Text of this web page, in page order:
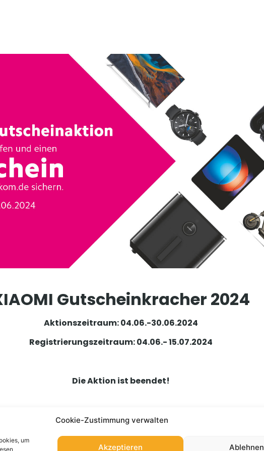
Cookie-Zustimmung verwalten
um
Akzeptieren Ablehnen
Gutscheinkracher 2024
Aktionszeitraum: 04.06.-30.06.2024
Registrierungszeitraum: 04.06.- 15.07.2024
Die Aktion ist beendet!